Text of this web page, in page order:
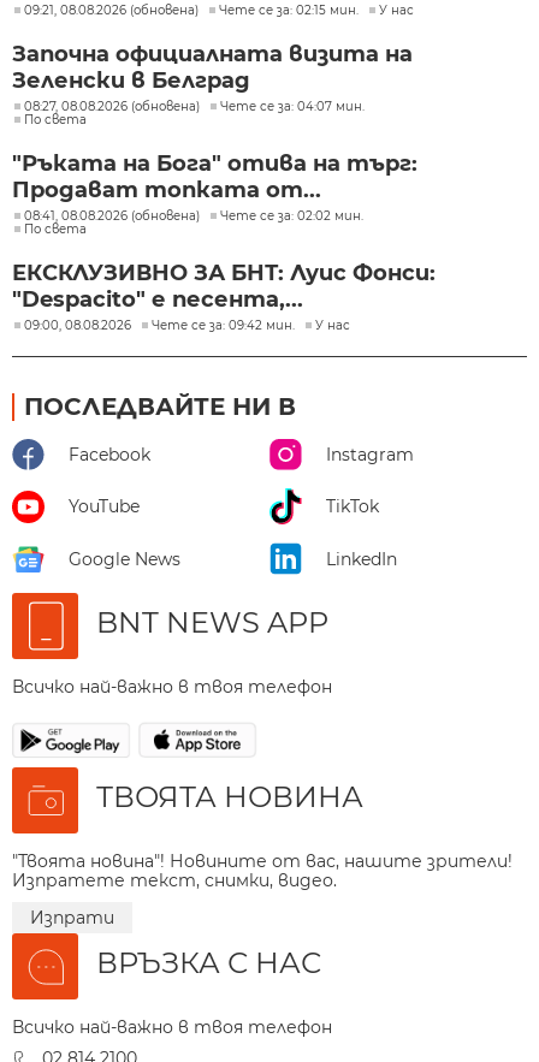
09:21, 08.08.2026 (обновена) Чете се за: 02:15 мин. У нас
Започна официалната визита на
Зеленски в Белград
08:27, 08.08.2026 (обновена)
Чете се за: 04:07 мин.
По света
"Ръката на Бога" отива на търг:
Продават топката от...
08:41, 08.08.2026 (обновена)
Чете се за: 02:02 мин.
По света
ЕКСКЛУЗИВНО ЗА БНТ: Луис Фонси:
"Despacito" е песента,...
09:00, 08.08.2026 Чете се за: 09:42 мин. У нас
ПОСЛЕДВАЙТЕ НИ В
Facebook Instagram
YouTube TikTok
Google News LinkedIn
BNT NEWS APP
Всичко най-важно в твоя телефон
ТВОЯТА НОВИНА
"Твоята новина"! Новините от вас, нашите зрители!
Изпратете текст, снимки, видео.
Изпрати
ВРЪЗКА С НАС
Всичко най-важно в твоя телефон